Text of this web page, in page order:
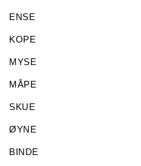
ENSE
KOPE
MYSE
MÅPE
SKUE
ØYNE
BINDE